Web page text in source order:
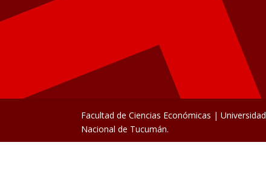
Facultad de Ciencias Económicas | Universidad
Nacional de Tucumán.